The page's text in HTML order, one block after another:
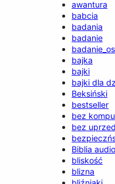
awantura
babcia
badania
badanie
bajka
bajki
bajki dla
Beksiński
bestseller
bez
bez
Biblia audio
bliskość
blizna